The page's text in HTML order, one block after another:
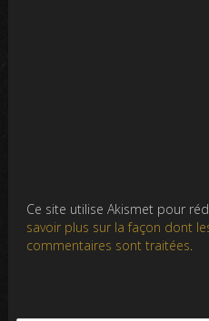
Ce site utilise Akismet pour
savoir plus sur la façon dont
commentaires sont traitées.